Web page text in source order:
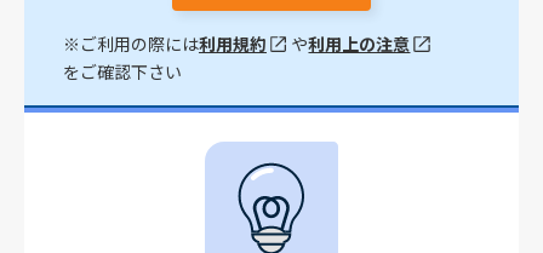
※ご利用の際には利用規約 や利用上の注意
をご確認下さい